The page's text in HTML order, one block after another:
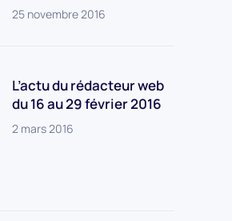
25 novembre 2016
L’actu du rédacteur web
du 16 au 29 février 2016
2 mars 2016